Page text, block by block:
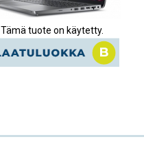
Tämä tuote on käytetty.